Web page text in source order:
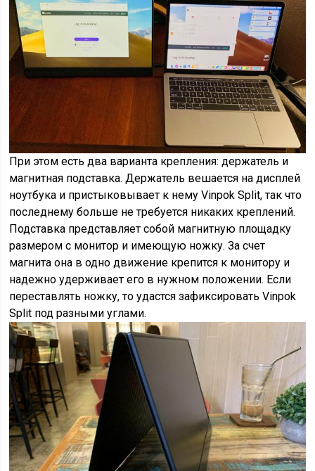
При этом есть два варианта крепления: держатель и
магнитная подставка. Держатель вешается на дисплей
ноутбука и пристыковывает к нему Vinpok Split, так что
последнему больше не требуется никаких креплений.
Подставка представляет собой магнитную площадку
размером с монитор и имеющую ножку. За счет
магнита она в одно движение крепится к монитору и
надежно удерживает его в нужном положении. Если
переставлять ножку, то удастся зафиксировать Vinpok
Split под разными углами.